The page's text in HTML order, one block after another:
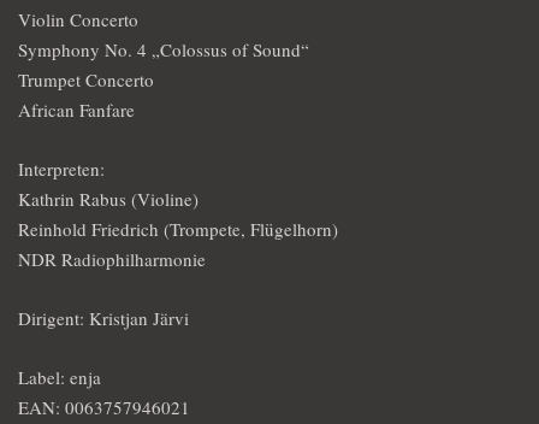
Violin Concerto
Symphony No. 4 „Colossus of Sound“
Trumpet Concerto
African Fanfare
Interpreten:
Kathrin Rabus (Violine)
Reinhold Friedrich (Trompete, Flügelhorn)
NDR Radiophilharmonie
Dirigent: Kristjan Järvi
Label: enja
EAN: 0063757946021